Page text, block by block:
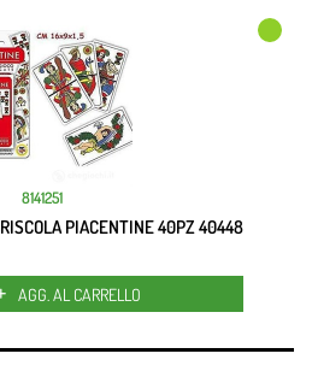
8141251
PIACENTINE 40PZ 40448
Quantità
AGG. AL CARRELLO